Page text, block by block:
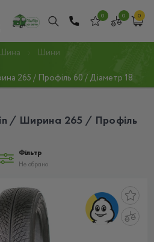
0 0 0
Шини
265 / Профіль 60 / Діаметр 18
/ Ширина 265 / Профіль
Фільтр
Не обрано